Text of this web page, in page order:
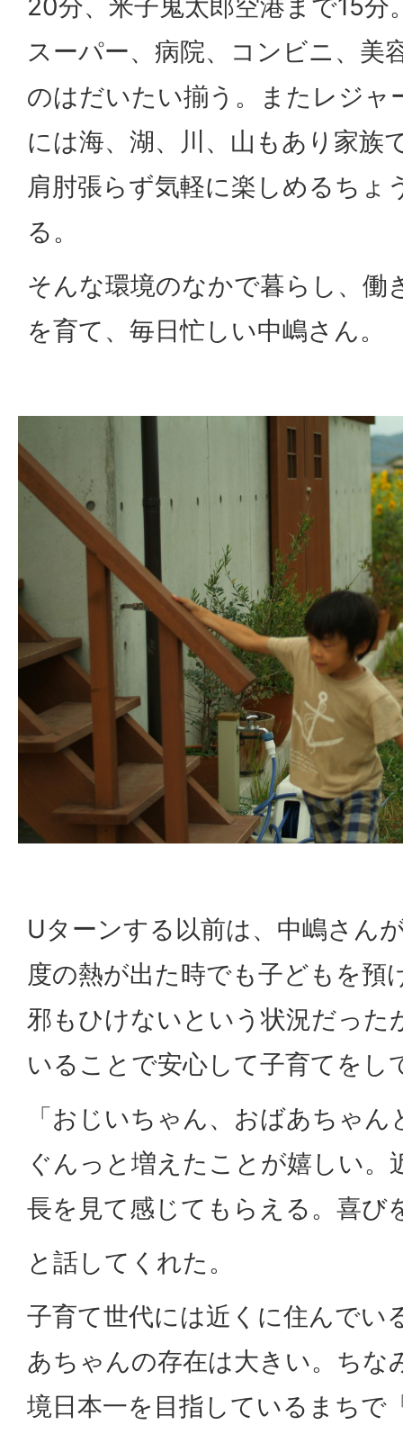
スーパー、病院、コンビニ、美
のはだいたい揃う。またレジャ
には海、湖、川、山もあり家族
肩肘張らず気軽に楽しめるちょ
る。
そんな環境のなかで暮らし、働
を育て、毎日忙しい中嶋さん。
Uターンする以前は、中嶋さん
度の熱が出た時でも子どもを預
邪もひけないという状況だった
いることで安心して子育てをし
「おじいちゃん、おばあちゃ
ぐんっと増えたことが嬉しい。
長を見て感じてもらえる。喜び
と話してくれた。
子育て世代には近くに住んでい
あちゃんの存在は大きい。ちな
境日本一を目指しているまちで